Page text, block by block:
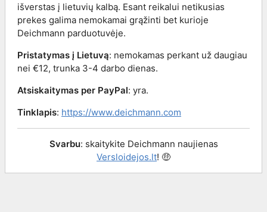
išverstas į lietuvių kalbą. Esant reikalui netikusias
prekes galima nemokamai grąžinti bet kurioje
Deichmann parduotuvėje.
Pristatymas į Lietuvą: nemokamas perkant už daugiau
nei €12, trunka 3-4 darbo dienas.
Atsiskaitymas per PayPal: yra.
Tinklapis: https://www.deichmann.com
Svarbu: skaitykite Deichmann naujienas
Versloidejos.lt! 🤑